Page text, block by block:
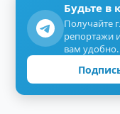
Будьте в
Получайте
репортажи
вам удобно.